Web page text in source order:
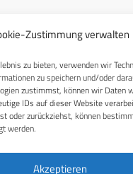
Zustimmung verwalten
zu bieten, verwenden wir
zu speichern und/oder
zustimmst, können wir Daten
IDs auf dieser Website
oder zurückziehst, können
werden.
Akzeptieren
(EU)